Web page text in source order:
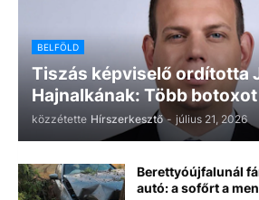
BELFÖLD
Tiszás képviselő ordította
Hajnalkának: Több
közzétette Hírszerkesztő - július 21, 2026
Berettyóújfalunál
autó: a sofőrt a